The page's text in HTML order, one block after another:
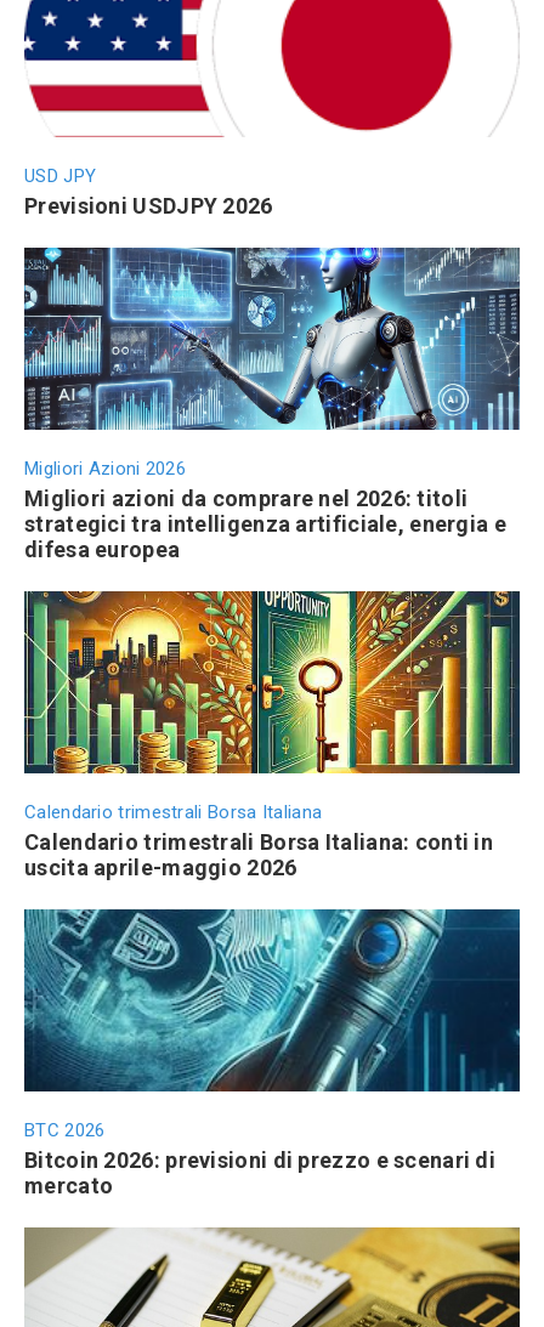
USD JPY
Previsioni USDJPY 2026
Migliori Azioni 2026
Migliori azioni da comprare nel 2026: titoli
strategici tra intelligenza artificiale, energia e
difesa europea
Calendario trimestrali Borsa Italiana
Calendario trimestrali Borsa Italiana: conti in
uscita aprile-maggio 2026
BTC 2026
Bitcoin 2026: previsioni di prezzo e scenari di
mercato